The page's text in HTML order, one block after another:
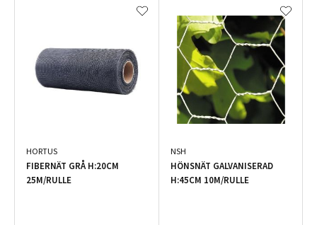
HORTUS
FIBERNÄT GRÅ H:20CM
25M/RULLE
NSH
HÖNSNÄT GALVANISERAD
H:45CM 10M/RULLE